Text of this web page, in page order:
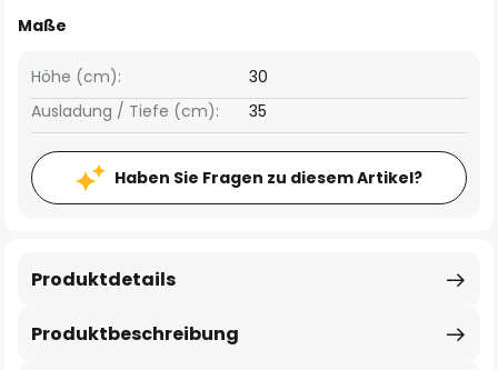
Maße
Höhe (cm):
30
Ausladung / Tiefe (cm):
35
Haben Sie Fragen zu diesem Artikel?
Produktbeschreibung
Produktdetails